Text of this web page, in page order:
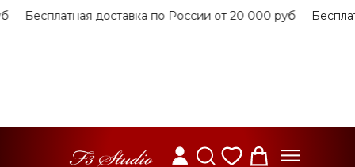
Бесплатная доставка по России от 20 000 руб